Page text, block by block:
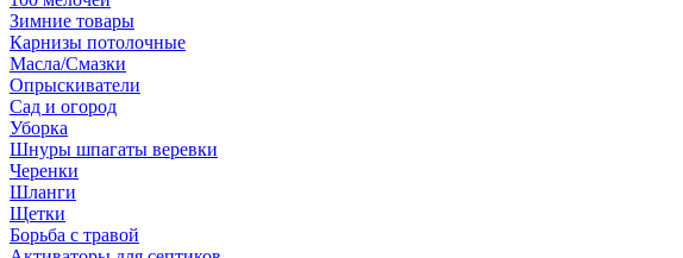
Зимние товары
Карнизы потолочные
Масла/Смазки
Опрыскиватели
Сад и огород
Уборка
Шнуры шпагаты веревки
Черенки
Шланги
Щетки
Борьба с травой